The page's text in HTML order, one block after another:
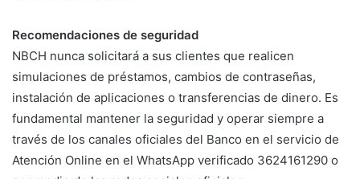
Recomendaciones de seguridad
NBCH nunca solicitará a sus clientes que realicen
simulaciones de préstamos, cambios de contraseñas,
instalación de aplicaciones o transferencias de dinero. Es
fundamental mantener la seguridad y operar siempre a
través de los canales oficiales del Banco en el servicio de
Atención Online en el WhatsApp verificado 3624161290 o